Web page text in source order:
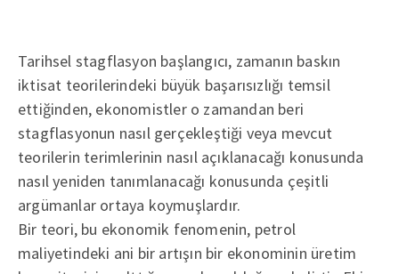
Tarihsel stagflasyon başlangıcı, zamanın baskın
iktisat teorilerindeki büyük başarısızlığı temsil
ettiğinden, ekonomistler o zamandan beri
stagflasyonun nasıl gerçekleştiği veya mevcut
teorilerin terimlerinin nasıl açıklanacağı konusunda
nasıl yeniden tanımlanacağı konusunda çeşitli
argümanlar ortaya koymuşlardır.
Bir teori, bu ekonomik fenomenin, petrol
maliyetindeki ani bir artışın bir ekonominin üretim